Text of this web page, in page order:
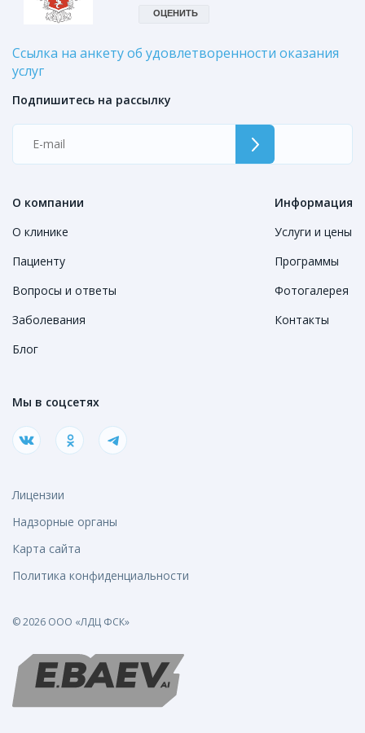
Ссылка на анкету об удовлетворенности оказания
услуг
О компании
О клинике
Пациенту
Вопросы и ответы
Заболевания
Блог
Информация
Услуги и цены
Программы
Фотогалерея
Контакты
Подпишитесь на рассылку
Мы в соцсетях
Лицензии
Надзорные органы
Карта сайта
Политика конфиденциальности
© 2026 ООО «ЛДЦ ФСК»